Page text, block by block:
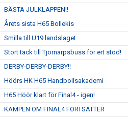
BÄSTA JULKLAPPEN!!
Årets sista H65 Bollekis
Smilla till U19 landslaget
Stort tack till Tjörnarpsbuss för ert stöd!
DERBY-DERBY-DERBY!!
Höörs HK H65 Handbollsakademi
H65 Höör klart för Final4 - igen!
KAMPEN OM FINAL4 FORTSÄTTER